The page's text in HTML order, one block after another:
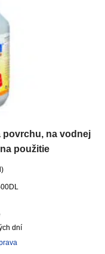
na vodnej
použitie
)
dní